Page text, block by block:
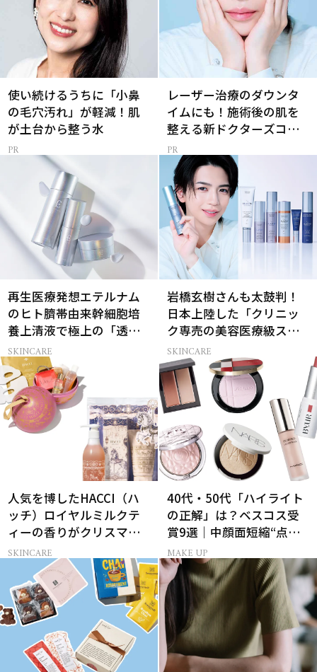
使い続けるうちに「小鼻
の毛穴汚れ」が軽減！肌
が土台から整う水
レーザー治療のダウンタ
イムにも！施術後の肌を
整える新ドクターズコス
メ
再生医療発想エテルナム
のヒト臍帯由来幹細胞培
養上清液で極上の「透明
感ハリ肌」へ
SKINCARE
岩橋玄樹さんも太鼓判！
日本上陸した「クリニッ
ク専売の美容医療級スキ
ンケア」
SKINCARE
人気を博したHACCI（ハ
ッチ）ロイヤルミルクテ
ィーの香りがクリスマス
に向けて限定セットで復
SKINCARE
40代・50代「ハイライト
の正解」は？ベスコス受
賞9選｜中顔面短縮“点置
き”メイク法も
MAKE UP